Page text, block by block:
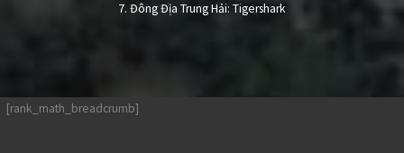
7. Đông Địa Trung Hải: Tigershark
[rank_math_breadcrumb]